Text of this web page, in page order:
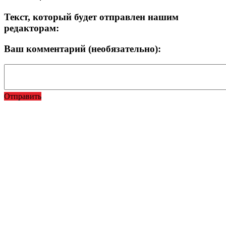
Текст, который будет отправлен нашим
редакторам:
Ваш комментарий (необязательно):
Отправить